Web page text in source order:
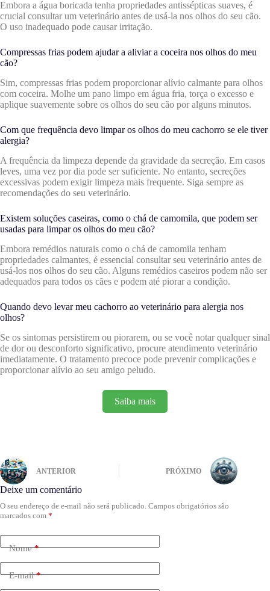
Embora a água boricada tenha propriedades antissépticas suaves, é
crucial consultar um veterinário antes de usá-la nos olhos do seu cão.
O uso inadequado pode causar irritação.
Compressas frias podem ajudar a aliviar a coceira nos olhos do meu
cão?
Sim, compressas frias podem proporcionar alívio calmante para olhos
com coceira. Molhe um pano limpo em água fria, torça o excesso e
aplique suavemente sobre os olhos do seu cão por alguns minutos.
Com que frequência devo limpar os olhos do meu cachorro se ele tiver
alergia?
A frequência da limpeza depende da gravidade da secreção. Em casos
leves, uma vez por dia pode ser suficiente. No entanto, secreções
excessivas podem exigir limpeza mais frequente. Siga sempre as
recomendações do seu veterinário.
Existem soluções caseiras, como o chá de camomila, que podem ser
usadas para limpar os olhos do meu cão?
Embora remédios naturais como o chá de camomila tenham
propriedades calmantes, é essencial consultar seu veterinário antes de
usá-los nos olhos do seu cão. Alguns remédios caseiros podem não ser
adequados para todos os cães e podem até piorar a condição.
Quando devo levar meu cachorro ao veterinário para alergia nos
olhos?
Se os sintomas persistirem ou piorarem, ou se você notar qualquer sinal
de dor ou desconforto significativo, procure atendimento veterinário
imediatamente. O tratamento precoce pode prevenir complicações e
proporcionar alívio ao seu amigo peludo.
Saiba mais
ANTERIOR PRÓXIMO
Deixe um comentário
O seu endereço de e-mail não será publicado. Campos obrigatórios são
marcados com *
Nome*
E-mail*